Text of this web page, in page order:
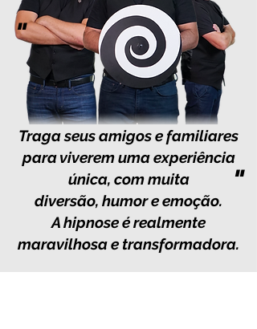
"
Traga seus amigos e familiares
para viverem uma experiência
única, com muita
diversão, humor e emoção.
A hipnose é realmente
maravilhosa e transformadora.
"